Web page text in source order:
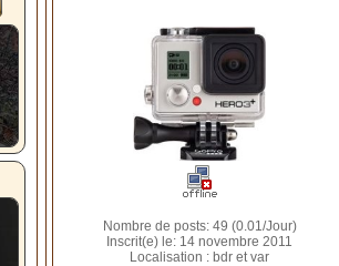
Nombre de posts: 49 (0.01/Jour)
Inscrit(e) le: 14 novembre 2011
Localisation : bdr et var